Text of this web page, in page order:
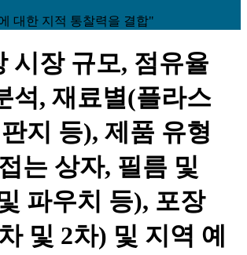
대한 지적 통찰력을 결합"
시장 규모, 점유율
석, 재료별(플라스
지 등), 제품 유형
는 상자, 필름 및
파우치 등), 포장
및 2차) 및 지역 예